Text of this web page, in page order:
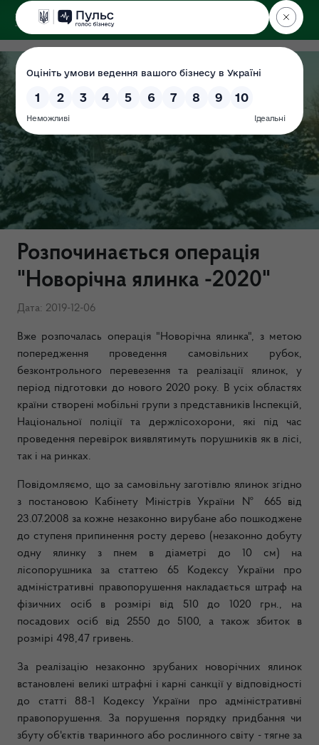
ДЕРЖЕКОІНСПЕКЦІЯ
Розпочинається операція
"Новорічна ялинка -2020"
Дата: 2019-12-06
Вже розпочалась операція "Новорічна ялинка", з метою
попередження проведення самовільних рубок,
безконтрольного перевезення та реалізації ялинок, у
період підготовки до нового 2020 року. В усіх областях
країни створені мобільні групи з представників Інспекцій,
Національної поліціїта держлісохорони, які під час
проведення перевірок виявлятимуть порушників як в лісі,
так і на ринках.
Повідомляємо, що за самовільну заготівлю ялинок згідно
з постановою Кабінету Міністрів України № 665 від
23.07.2008 за кожне незаконно вирубане або пошкоджене
до ступеня припинення росту дерево (незаконно добуту
одну ялинку з пнем в діаметрі до 10 см) на
лісопорушника за статтею 65 Кодексу України про
адміністративні правопорушення накладається штраф на
фізичних осіб в розмірі від 510 до 1020 грн., на
посадових осіб від 2550 до 5100, а також збиток в
розмірі 498,47 гривень.
За реалізацію незаконно зрубаних новорічних ялинок
встановлені великі штрафні і карні санкції у відповідності
до статті 88-1 Кодексу України про адміністративні
правопорушення. За порушення порядку придбання чи
збуту об'єктів тваринного або рослинного світу - тягне за